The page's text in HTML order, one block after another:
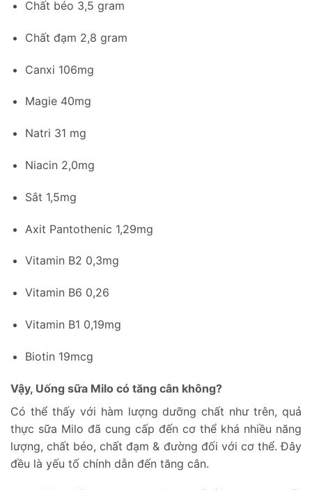
Chất béo 3,5 gram
Chất đạm 2,8 gram
Canxi 106mg
Magie 40mg
Natri 31 mg
Niacin 2,0mg
Sắt 1,5mg
Axit Pantothenic 1,29mg
Vitamin B2 0,3mg
Vitamin B6 0,26
Vitamin B1 0,19mg
Biotin 19mcg
Vậy, Uống sữa Milo có tăng cân không?
Có thể thấy với hàm lượng dưỡng chất như trên, quả
thực sữa Milo đã cung cấp đến cơ thể khá nhiều năng
lượng, chất béo, chất đạm & đường đối với cơ thể. Đây
đều là yếu tố chính dẫn đến tăng cân.